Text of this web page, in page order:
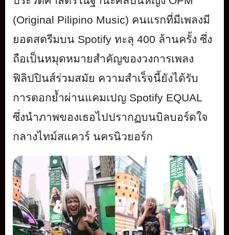
(Original Pilipino Music) คนแรกที่มีเพลงมี
ยอดสตรีมบน Spotify ทะลุ 400 ล้านครั้ง ซึ่ง
ถือเป็นหมุดหมายสำคัญของวงการเพลง
ฟิลิปปินส์ร่วมสมัย ความสำเร็จนี้ยังได้รับ
การตอกย้ำผ่านแคมเปญ Spotify EQUAL
ซึ่งนำภาพของเธอไปปรากฏบนบิลบอร์ดใจ
กลางไทม์สแควร์ นครนิวยอร์ก